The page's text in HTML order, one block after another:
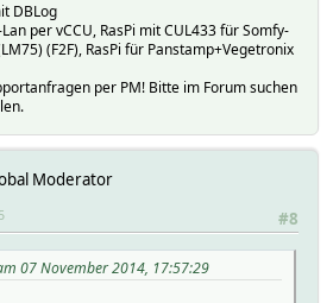
DBLog
per vCCU, RasPi mit CUL433 für Somfy-
(F2F), RasPi für Panstamp+Vegetronix
per PM! Bitte im Forum suchen
Moderator
#8
07 November 2014, 17:57:29